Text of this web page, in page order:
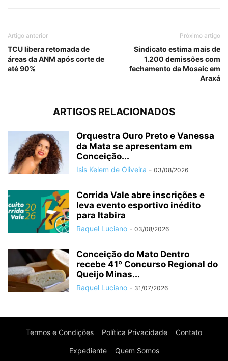
Artigo anterior
TCU libera retomada de
áreas da ANM após corte de
até 90%
Próximo artigo
Sindicato estima mais de
1.200 demissões com
fechamento da Mosaic em
Araxá
ARTIGOS RELACIONADOS
Orquestra Ouro Preto e Vanessa
da Mata se apresentam em
Conceição...
Isis Kelem de Oliveira - 03/08/2026
Corrida Vale abre inscrições e
leva evento esportivo inédito
para Itabira
Raquel Luciano - 03/08/2026
Conceição do Mato Dentro
recebe 41º Concurso Regional do
Queijo Minas...
Raquel Luciano - 31/07/2026
Termos e Condições Política Privacidade Contato
Expediente Quem Somos